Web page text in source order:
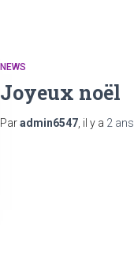
NEWS
Joyeux noël
Paradmin6547 , il y a 2 ans